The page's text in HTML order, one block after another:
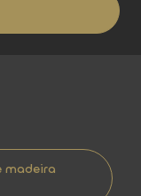
madeira